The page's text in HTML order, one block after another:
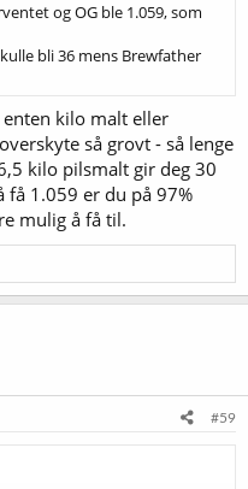
og OG ble 1.059, som
bli 36 mens Brewfather
kilo malt eller
så grovt - så lenge
kilo pilsmalt gir deg 30
få 1.059 er du på 97%
mulig å få til.
#59